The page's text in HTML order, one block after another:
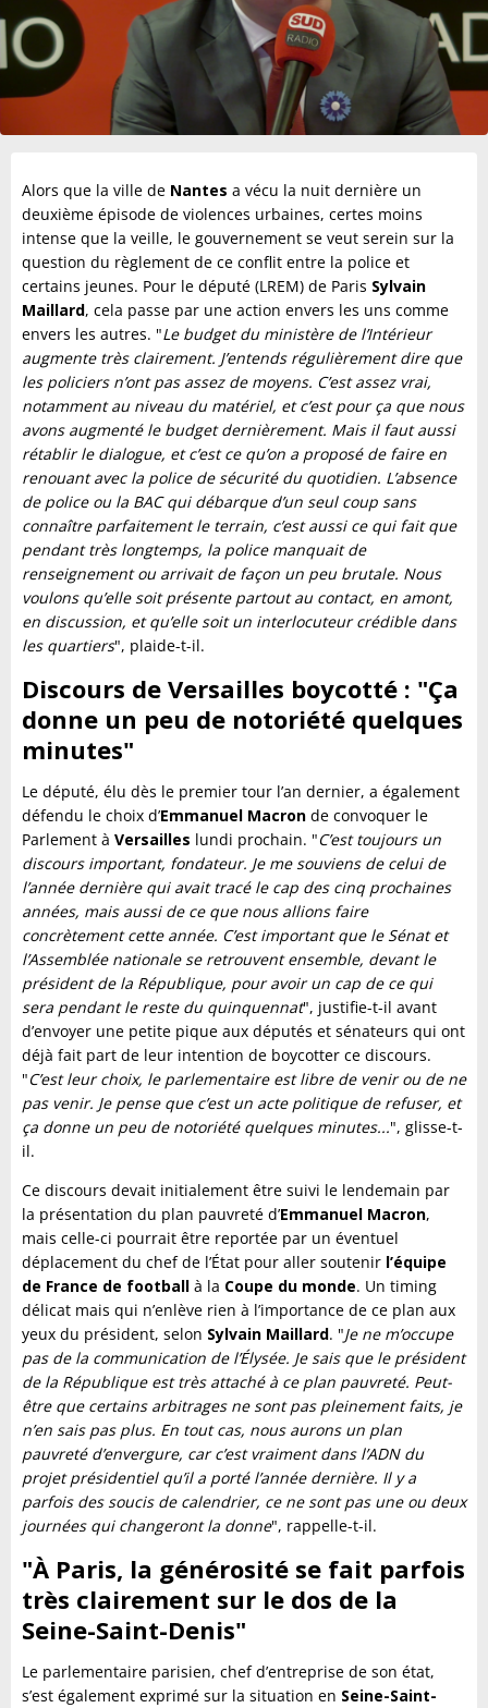
Alors que la ville de Nantes a vécu la nuit dernière un
deuxième épisode de violences urbaines, certes moins
intense que la veille, le gouvernement se veut serein sur la
question du règlement de ce conflit entre la police et
certains jeunes. Pour le député (LREM) de Paris Sylvain
Maillard, cela passe par une action envers les uns comme
envers les autres. "Le budget du ministère de l’Intérieur
augmente très clairement. J’entends régulièrement dire que
les policiers n’ont pas assez de moyens. C’est assez vrai,
notamment au niveau du matériel, et c’est pour ça que nous
avons augmenté le budget dernièrement. Mais il faut aussi
rétablir le dialogue, et c’est ce qu’on a proposé de faire en
renouant avec la police de sécurité du quotidien. L’absence
de police ou la BAC qui débarque d’un seul coup sans
connaître parfaitement le terrain, c’est aussi ce qui fait que
pendant très longtemps, la police manquait de
renseignement ou arrivait de façon un peu brutale. Nous
voulons qu’elle soit présente partout au contact, en amont,
en discussion, et qu’elle soit un interlocuteur crédible dans
les quartiers", plaide-t-il.
Discours de Versailles boycotté : "Ça
donne un peu de notoriété quelques
minutes"
Le député, élu dès le premier tour l’an dernier, a également
défendu le choix d’Emmanuel Macron de convoquer le
Parlement à Versailles lundi prochain. "C’est toujours un
discours important, fondateur. Je me souviens de celui de
l’année dernière qui avait tracé le cap des cinq prochaines
années, mais aussi de ce que nous allions faire
concrètement cette année. C’est important que le Sénat et
l’Assemblée nationale se retrouvent ensemble, devant le
président de la République, pour avoir un cap de ce qui
sera pendant le reste du quinquennat", justifie-t-il avant
d’envoyer une petite pique aux députés et sénateurs qui ont
déjà fait part de leur intention de boycotter ce discours.
"C’est leur choix, le parlementaire est libre de venir ou de ne
pas venir. Je pense que c’est un acte politique de refuser, et
ça donne un peu de notoriété quelques minutes...", glisse-t-
il.
Ce discours devait initialement être suivi le lendemain par
la présentation du plan pauvreté d’Emmanuel Macron,
mais celle-ci pourrait être reportée par un éventuel
déplacement du chef de l’État pour aller soutenir l’équipe
de France de football à la Coupe du monde. Un timing
délicat mais qui n’enlève rien à l’importance de ce plan aux
yeux du président, selon Sylvain Maillard. "Je ne m’occupe
pas de la communication de l’Élysée. Je sais que le président
de la République est très attaché à ce plan pauvreté. Peut-
être que certains arbitrages ne sont pas pleinement faits, je
n’en sais pas plus. En tout cas, nous aurons un plan
pauvreté d’envergure, car c’est vraiment dans l’ADN du
projet présidentiel qu’il a porté l’année dernière. Il y a
parfois des soucis de calendrier, ce ne sont pas une ou deux
journées qui changeront la donne", rappelle-t-il.
"À Paris, la générosité se fait parfois
très clairement sur le dos de la
Seine-Saint-Denis"
Le parlementaire parisien, chef d’entreprise de son état,
s’est également exprimé sur la situation en Seine-Saint-